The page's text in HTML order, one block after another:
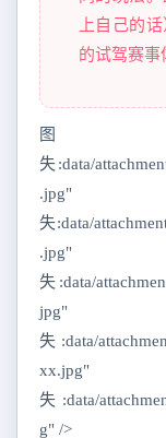
上自己的
的试驾赛事
失:data/
失:data/
失:data/
失:data/
失:data/
g" />